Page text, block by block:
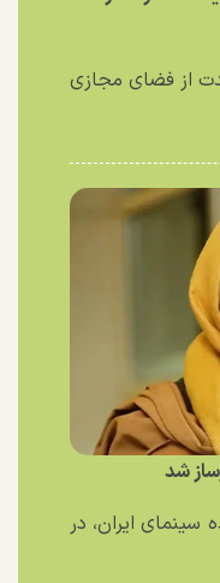
از فضای مجازی
شد
سینمای ایران، در